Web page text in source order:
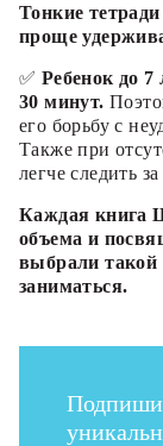
Тонкие
проще
✅ Ребенок до 7
30 минут.
его борьбу с
Также при
легче следить
Каждая книга
объема и
выбрали такой
заниматься.